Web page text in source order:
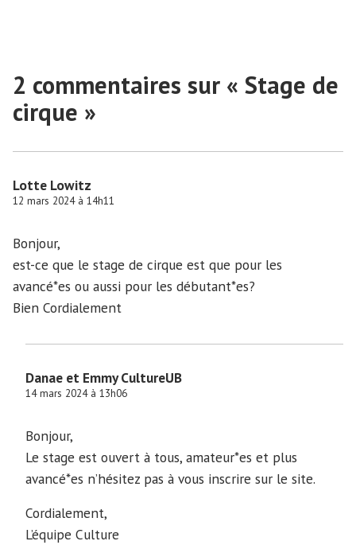
2 commentaires sur « Stage de
cirque »
Lotte Lowitz
12 mars 2024 à 14h11
Bonjour,
est-ce que le stage de cirque est que pour les
avancé*es ou aussi pour les débutant*es?
Bien Cordialement
Danae et Emmy CultureUB
14 mars 2024 à 13h06
Bonjour,
Le stage est ouvert à tous, amateur*es et plus
avancé*es n’hésitez pas à vous inscrire sur le site.
Cordialement,
L’équipe Culture